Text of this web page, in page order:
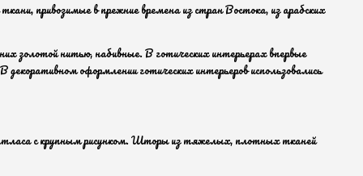
привозимые в прежние времена из стран Востока, из арабских
золотой нитью, набивные. В готических интерьерах впервые
оформлении готических интерьеров использовались
с крупным рисунком. Шторы из тяжелых, плотных тканей